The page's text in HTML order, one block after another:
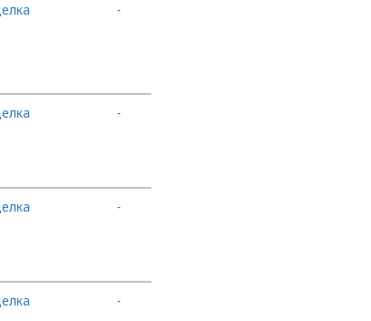
-
-
-
-